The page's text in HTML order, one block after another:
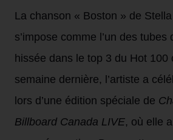
La chanson « Boston » de
s’impose comme l’un des tubes
hissée dans le top 3 du Hot 100
semaine dernière, l’artiste a
lors d’une édition spéciale de
Billboard Canada LIVE, où elle